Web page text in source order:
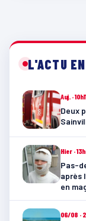
L'ACTU
Auj. ·
Deux
Hier ·
Pas-
après
en
06/08 ·